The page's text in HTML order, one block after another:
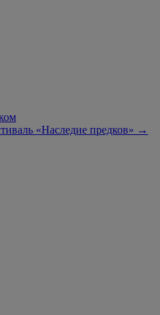
«Наследие предков» →